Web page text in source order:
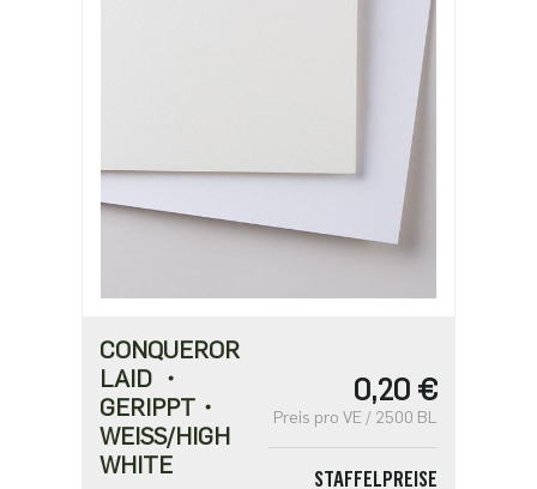
0,10 €
CONQUEROR
LAID ・
GERIPPT・
WEISS/HIGH W
HITE
0,20 €
Preis pro VE / 2500 BL
STAFFELPREISE